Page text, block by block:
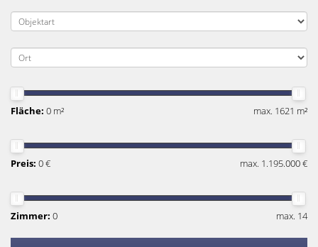
Fläche: 0 m² max. 1621 m²
Preis: 0 € max. 1.195.000 €
Zimmer: 0 max. 14